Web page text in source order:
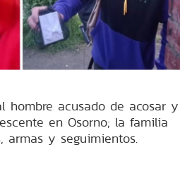
hombre acusado de acosar y
en Osorno; la familia
armas y seguimientos.